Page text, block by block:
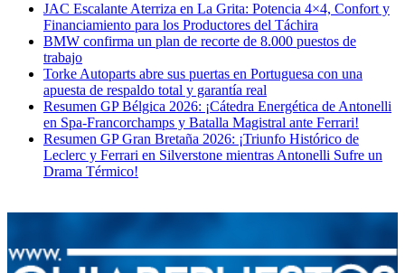
JAC Escalante Aterriza en La Grita: Potencia 4×4, Confort y
Financiamiento para los Productores del Táchira
BMW confirma un plan de recorte de 8.000 puestos de
trabajo
Torke Autoparts abre sus puertas en Portuguesa con una
apuesta de respaldo total y garantía real
Resumen GP Bélgica 2026: ¡Cátedra Energética de Antonelli
en Spa-Francorchamps y Batalla Magistral ante Ferrari!
Resumen GP Gran Bretaña 2026: ¡Triunfo Histórico de
Leclerc y Ferrari en Silverstone mientras Antonelli Sufre un
Drama Térmico!